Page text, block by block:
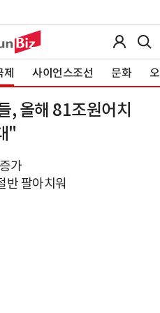
제 사이언스조선 문화
, 올해 81조원어치
"
가
반 팔아치워